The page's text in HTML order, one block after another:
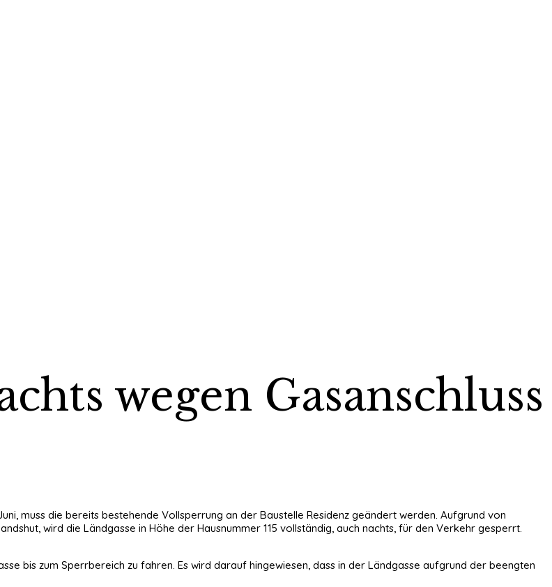
wegen Gasanschluss
muss die bereits bestehende Vollsperrung an der Baustelle Residenz geändert werden. Aufgrund von
wird die Ländgasse in Höhe der Hausnummer 115 vollständig, auch nachts, für den Verkehr gesperrt.
bis zum Sperrbereich zu fahren. Es wird darauf hingewiesen, dass in der Ländgasse aufgrund der beengten